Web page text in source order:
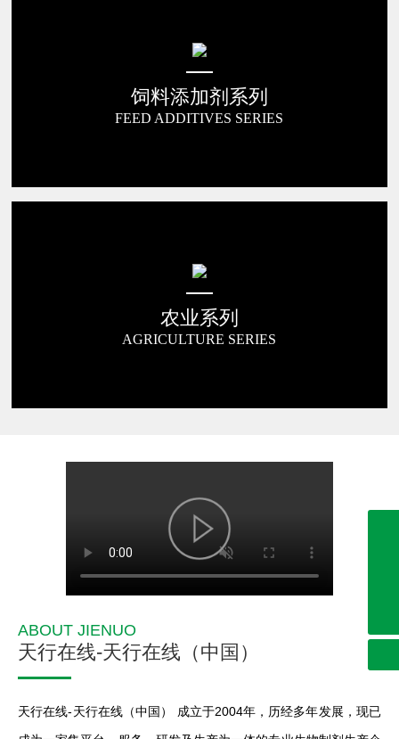
饲料添加剂系列
FEED ADDITIVES SERIES
农业系列
AGRICULTURE SERIES
ABOUT JIENUO
天行在线-天行在线（中国）
天行在线-天行在线（中国） 成立于2004年，历经多年发展，现已
0632-8999191
sdjienuo@163.com